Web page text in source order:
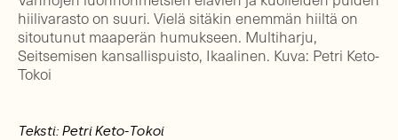
hiilivarasto on suuri. Vielä sitäkin enemmän hiiltä on
sitoutunut maaperän humukseen. Multiharju,
Seitsemisen kansallispuisto, Ikaalinen. Kuva: Petri Keto-
Tokoi
Teksti: Petri Keto-Tokoi